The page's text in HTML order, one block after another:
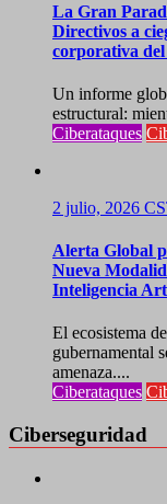
La Gran
Directivos a
corporativa del
Un informe
estructural:
Ciberataques
2 julio, 2026
Alerta Global
Nueva
Inteligencia
El ecosistema
gubernamental
amenaza....
Ciberataques
Ciberseguridad